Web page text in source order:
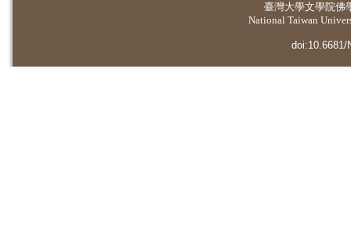
臺灣大學文學院佛
National Taiwan
doi:10.6681/